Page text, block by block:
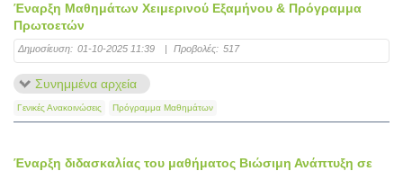
Έναρξη Μαθημάτων Χειμερινού Εξαμήνου & Πρόγραμμα
Πρωτοετών
Δημοσίευση: 01-10-2025 11:39 | Προβολές: 517
Συνημμένα αρχεία
Γενικές Ανακοινώσεις Πρόγραμμα Μαθημάτων
Έναρξη διδασκαλίας του μαθήματος Βιώσιμη Ανάπτυξη σε